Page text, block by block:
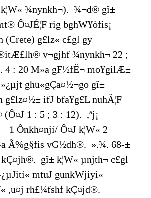
¾nynkh¬). ¾¬d® gî±
Ô¤JÉ¦F rig bghW¥òfis¡
(Crete) g£lz« c£gl gy
v¬gjhf ¾nynkh¬ 22 ;
4 : 20 M»a gF½fË¬ mo¥gilÆ±
ghu«gÇa¤½¬go gî±
g£lz¤½± ifJ bf­a¥g£L nuhÄ¦F
1 : 5 ; 3 : 12). ,ªj¡
Ônkh¤njí/ Ô¤J k¦W« 2
Ã%g§fis vG½dh®. ».¾. 68-±
gî± k¦W« µnjth¬ c£gl
mtuJ gunkWjiyí«
,u¤j rh£¼fshf kÇ¤jd®.